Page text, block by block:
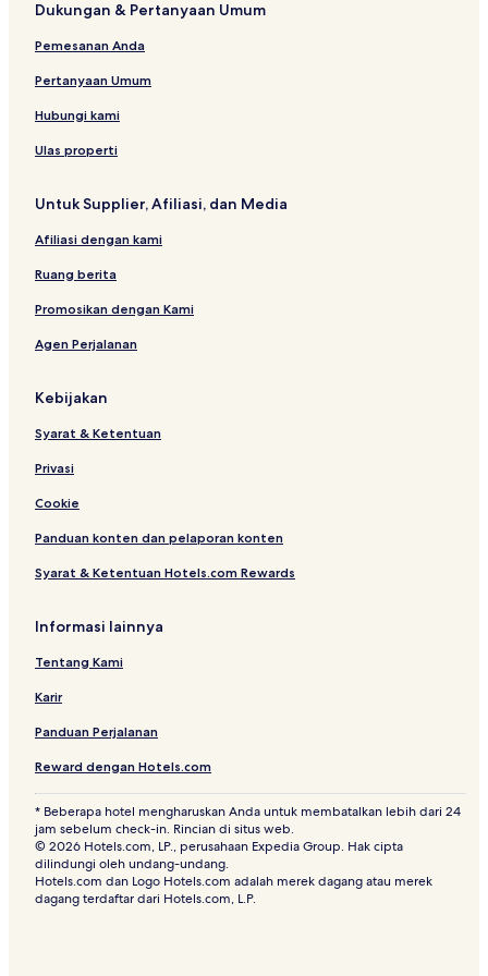
i
i
t
e
d
n
r
o
g
e
t
o
n
&
e
r
v
i
e
p
r
t
m
e
t
s
l
y
P
e
n
n
Dukungan & Pertanyaan Umum
Pemesanan Anda
Pertanyaan Umum
Hubungi kami
Ulas properti
Untuk Supplier, Afiliasi, dan Media
Afiliasi dengan kami
Ruang berita
Promosikan dengan Kami
Agen Perjalanan
Kebijakan
Syarat & Ketentuan
Privasi
Cookie
Panduan konten dan pelaporan konten
Syarat & Ketentuan Hotels.com Rewards
Informasi lainnya
Tentang Kami
Karir
Panduan Perjalanan
Reward dengan Hotels.com
* Beberapa hotel mengharuskan Anda untuk membatalkan lebih dari 24
jam sebelum check-in. Rincian di situs web.
© 2026 Hotels.com, LP., perusahaan Expedia Group. Hak cipta
dilindungi oleh undang-undang.
Hotels.com dan Logo Hotels.com adalah merek dagang atau merek
dagang terdaftar dari Hotels.com, L.P.